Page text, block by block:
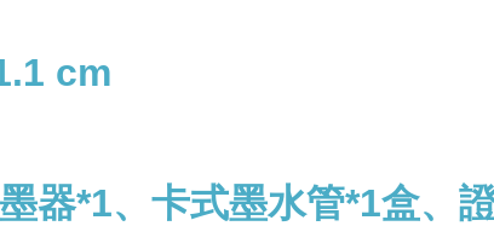
cm
器*1、卡式墨水管*1盒、